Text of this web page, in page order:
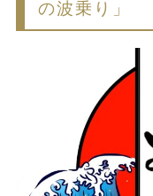
の波乗り」